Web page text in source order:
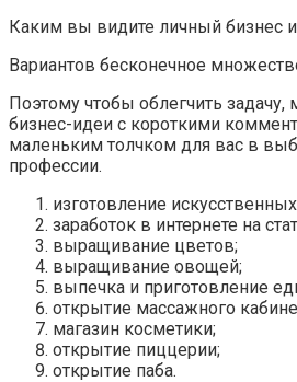
Каким вы видите личный бизнес
Вариантов бесконечное
Поэтому чтобы облегчить
бизнес-идеи с короткими
маленьким толчком для вас в
профессии.
изготовление
заработок в интернете на
выращивание цветов;
выращивание овощей;
выпечка и приготовление
открытие массажного
магазин косметики;
открытие пиццерии;
открытие паба.